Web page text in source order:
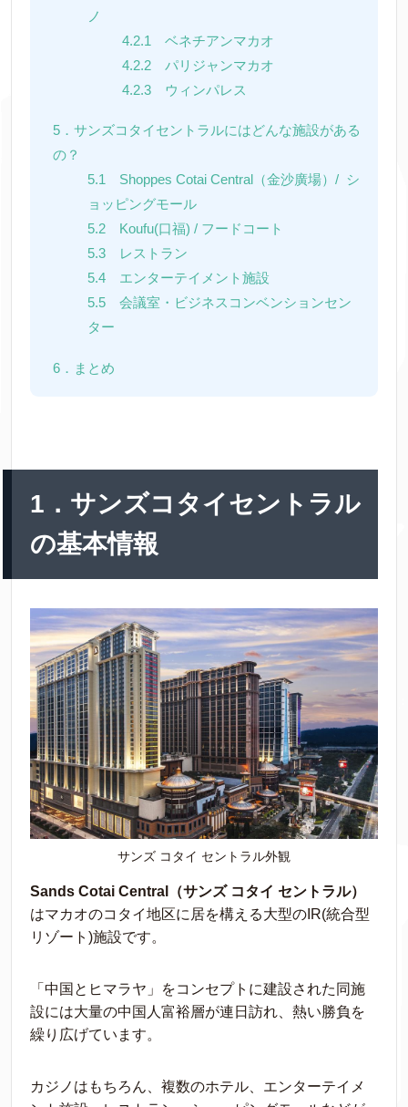
ノ
4.2.1 ベネチアンマカオ
4.2.2 パリジャンマカオ
4.2.3 ウィンパレス
5．サンズコタイセントラルにはどんな施設がある
の？
5.1 Shoppes Cotai Central（金沙廣場）/ シ
ョッピングモール
5.2 Koufu(口福) / フードコート
5.3 レストラン
5.4 エンターテイメント施設
5.5 会議室・ビジネスコンベンションセン
ター
6．まとめ
1．サンズコタイセントラル
の基本情報
サンズ コタイ セントラル外観
Sands Cotai Central（サンズ コタイ セントラル）
はマカオのコタイ地区に居を構える大型のIR(統合型
リゾート)施設です。
「中国とヒマラヤ」をコンセプトに建設された同施
設には大量の中国人富裕層が連日訪れ、熱い勝負を
繰り広げています。
カジノはもちろん、複数のホテル、エンターテイメ